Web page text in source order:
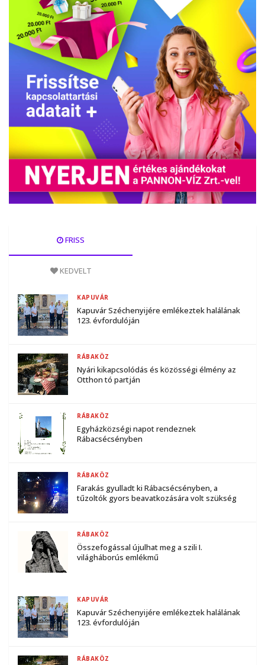
FRISS
KEDVELT
Kapuvár Széchenyijére emlékeztek halálának
123. évfordulóján
KAPUVÁR
Nyári kikapcsolódás és közösségi élmény az
Otthon tó partján
RÁBAKÖZ
Egyházközségi napot rendeznek
Rábacsécsényben
RÁBAKÖZ
Farakás gyulladt ki Rábacsécsényben, a
tűzoltók gyors beavatkozására volt szükség
RÁBAKÖZ
Összefogással újulhat meg a szili I.
világháborús emlékmű
RÁBAKÖZ
Kapuvár Széchenyijére emlékeztek halálának
123. évfordulóján
KAPUVÁR
RÁBAKÖZ